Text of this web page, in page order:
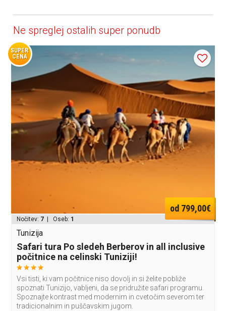
Ne spreglej ostalih super ponudb
SUPER
CENA
od 799,00€
Nočitev: 7 | Oseb: 1
Tunizija
Safari tura Po sledeh Berberov in all inclusive
počitnice na celinski Tuniziji!
Vsi tisti, ki vam počitnice niso dovolj in si želite pobliže
spoznati Tunizijo, vabljeni, da se pridružite safari programu.
Spoznajte kontrast med modernim in cvetočim severom ter
tradicionalnim in puščavskim jugom.